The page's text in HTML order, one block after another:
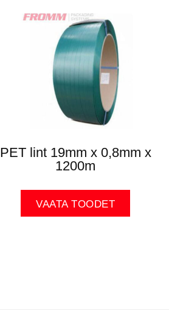
PET lint 19mm x 0,8mm x
1200m
VAATA TOODET